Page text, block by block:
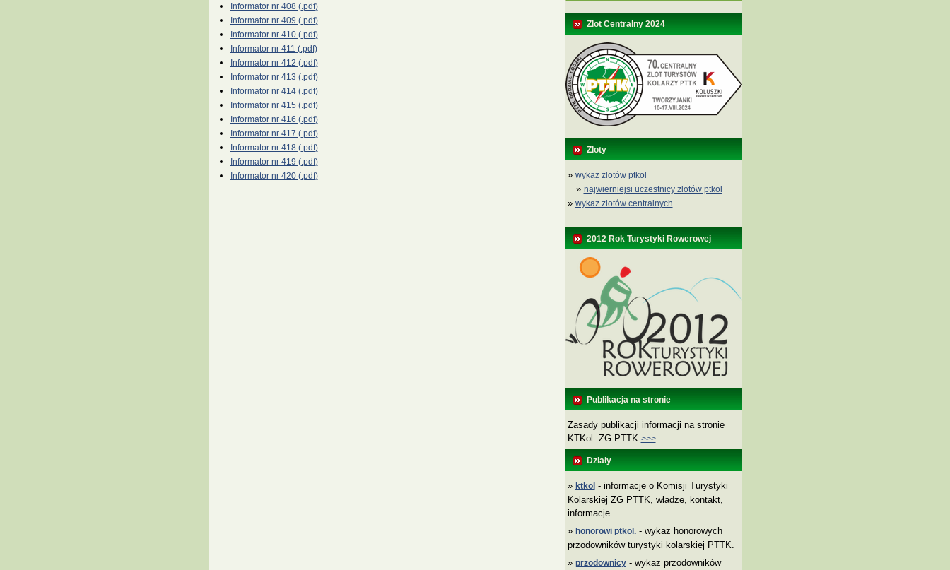
Informator nr 408 (.pdf)
Informator nr 409 (.pdf)
Informator nr 410 (.pdf)
Informator nr 411 (.pdf)
Informator nr 412 (.pdf)
Informator nr 413 (.pdf)
Informator nr 414 (.pdf)
Informator nr 415 (.pdf)
Informator nr 416 (.pdf)
Informator nr 417 (.pdf)
Informator nr 418 (.pdf)
Informator nr 419 (.pdf)
Informator nr 420 (.pdf)
Zlot Centralny 2024
Zloty
» wykaz zlotów ptkol
» najwierniejsi uczestnicy zlotów ptkol
» wykaz zlotów centralnych
2012 Rok Turystyki Rowerowej
Publikacja na stronie
Zasady publikacji informacji na stronie
KTKol. ZG PTTK >>>
Działy
» ktkol- informacje o Komisji Turystyki
Kolarskiej ZG PTTK, władze, kontakt,
informacje.
» honorowi ptkol.- wykaz honorowych
przodowników turystyki kolarskiej PTTK.
» przodownicy- wykaz przodowników